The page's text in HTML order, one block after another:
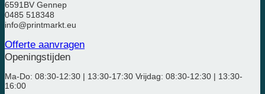
6591BV Gennep
0485 518348
info@printmarkt.eu
Offerte aanvragen
Openingstijden
Ma-Do: 08:30-12:30 | 13:30-17:30 Vrijdag: 08:30-12:30 | 13:30-
16:00